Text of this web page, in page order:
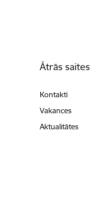
Ātrās saites
Kontakti
Vakances
Aktualitātes